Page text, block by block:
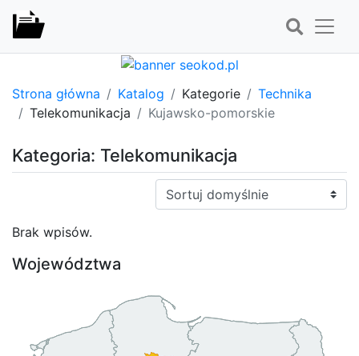
Strona główna Katalog Kategorie
Technika
Telekomunikacja
Kujawsko-pomorskie
Kategoria: Telekomunikacja
Sortuj:
Brak wpisów.
Województwa